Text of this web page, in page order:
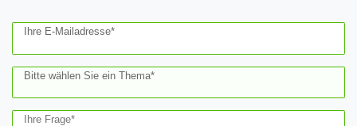
Ihre E-Mailadresse*
Bitte wählen Sie ein Thema*
Ihre Frage*